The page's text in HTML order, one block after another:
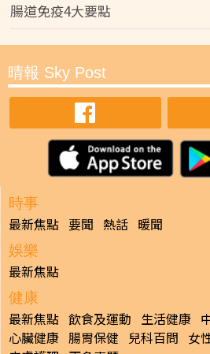
腸道免疫4大要點
晴報 Sky Post
時事
最新焦點 要聞 熱話 暖聞
娛樂
最新焦點
健康
最新焦點 飲食及運動 生活健康
心臟健康 腸胃保健 兒科百問 女